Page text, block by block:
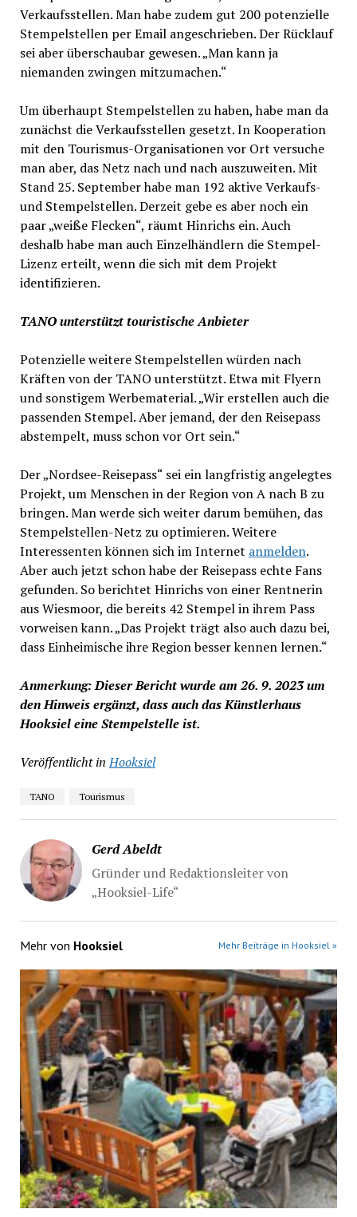
Verkaufsstellen. Man habe zudem gut 200 potenzielle
Stempelstellen per Email angeschrieben. Der Rücklauf
sei aber überschaubar gewesen. „Man kann ja
niemanden zwingen mitzumachen.“
Um überhaupt Stempelstellen zu haben, habe man da
zunächst die Verkaufsstellen gesetzt. In Kooperation
mit den Tourismus-Organisationen vor Ort versuche
man aber, das Netz nach und nach auszuweiten. Mit
Stand 25. September habe man 192 aktive Verkaufs-
und Stempelstellen. Derzeit gebe es aber noch ein
paar „weiße Flecken“, räumt Hinrichs ein. Auch
deshalb habe man auch Einzelhändlern die Stempel-
Lizenz erteilt, wenn die sich mit dem Projekt
identifizieren.
TANO unterstützt touristische Anbieter
Potenzielle weitere Stempelstellen würden nach
Kräften von der TANO unterstützt. Etwa mit Flyern
und sonstigem Werbematerial. „Wir erstellen auch die
passenden Stempel. Aber jemand, der den Reisepass
abstempelt, muss schon vor Ort sein.“
Der „Nordsee-Reisepass“ sei ein langfristig angelegtes
Projekt, um Menschen in der Region von A nach B zu
bringen. Man werde sich weiter darum bemühen, das
Stempelstellen-Netz zu optimieren. Weitere
Interessenten können sich im Internet anmelden.
Aber auch jetzt schon habe der Reisepass echte Fans
gefunden. So berichtet Hinrichs von einer Rentnerin
aus Wiesmoor, die bereits 42 Stempel in ihrem Pass
vorweisen kann. „Das Projekt trägt also auch dazu bei,
dass Einheimische ihre Region besser kennen lernen.“
Anmerkung: Dieser Bericht wurde am 26. 9. 2023 um
den Hinweis ergänzt, dass auch das Künstlerhaus
Hooksiel eine Stempelstelle ist.
Veröffentlicht in Hooksiel
TANO Tourismus
Gerd Abeldt
Gründer und Redaktionsleiter von
„Hooksiel-Life“
Mehr von Hooksiel Mehr Beiträge in Hooksiel »